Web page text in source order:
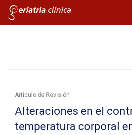
Artículo de Revisión
Alteraciones en el
temperatura corporal